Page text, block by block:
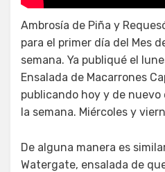
Ambrosía de Piña y
para el primer día del Mes
semana. Ya publiqué el
Ensalada de Macarrones
publicando hoy y de
la semana. Miércoles y
De alguna manera es
Watergate, ensalada de